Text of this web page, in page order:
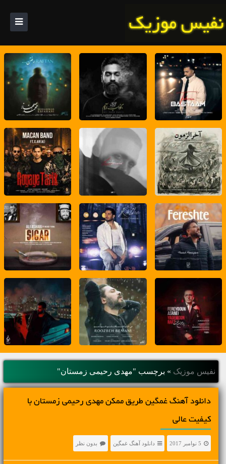
نفیس موزیک » برچسب "مهدی رحیمی زمستان"
دانلود آهنگ غمگین طریق ممکن مهدی رحیمی زمستان با
کیفیت عالی
5 نوامبر 2017 دانلود آهنگ غمگین بدون نظر